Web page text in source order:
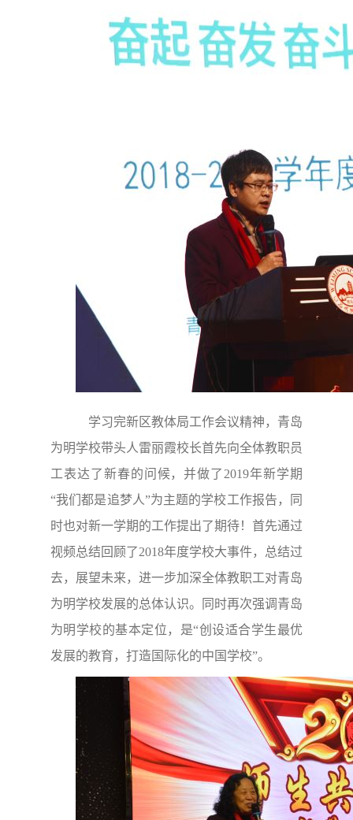
学习完新区教体局工作会议精神，青岛
为明学校带头人雷丽霞校长首先向全体教职员
工表达了新春的问候，并做了2019年新学期
“我们都是追梦人”为主题的学校工作报告，同
时也对新一学期的工作提出了期待！首先通过
视频总结回顾了2018年度学校大事件，总结过
去，展望未来，进一步加深全体教职工对青岛
为明学校发展的总体认识。同时再次强调青岛
为明学校的基本定位，是“创设适合学生最优
发展的教育，打造国际化的中国学校”。